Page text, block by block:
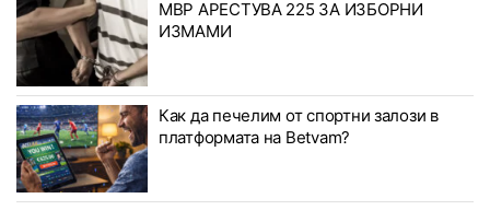
МВР АРЕСТУВА 225 ЗА ИЗБОРНИ
ИЗМАМИ
Как да печелим от спортни залози в
платформата на Betvam?